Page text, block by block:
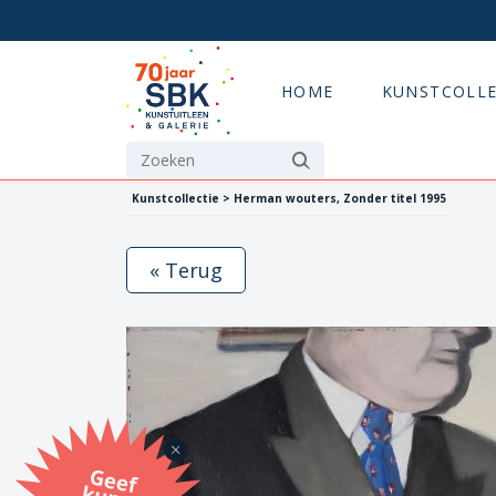
HOME
Kunstcollectie > Herman wouters, Zonder titel 1995
G
eef
u
n
st
a
d
o
m
et
e SB
K
u
n
stb
o
n
« Terug